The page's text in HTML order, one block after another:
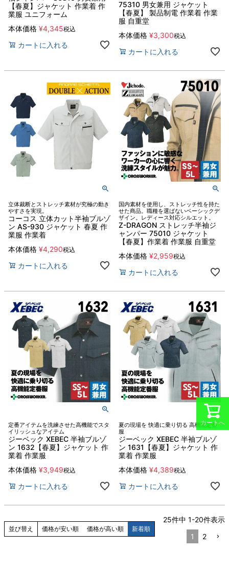
【春夏】ジャケット 作業着 作
業服 ユニフォーム
本体価格 ¥4,345税込
カートに入れる
75310 男女兼用 ジャケット
【春夏】 製品制電 作業着 作業
服 自重堂
本体価格 ¥3,300税込
カートに入れる
立体裁断とストレッチ素材が究極の動き
やすさを実現。
コーコス 立体カット半袖ブルゾ
ン AS-930 ジャケット 春夏 作
業服 作業着
本体価格 ¥4,290税込
カートに入れる
国内素材を使用し、ストレッチ性を持た
せた商品。職種を選ばないベーシックデ
ザイン。レディース対応シルエット。
Z-DRAGON ストレッチ半袖ジ
ャンパー 75010 ジャケット
【春夏】作業着 作業服 自重堂
本体価格 ¥2,959税込
カートに入れる
定番アイテムを洗練させた高機能でスタ
イリッシュなアイテム
ジーベック XEBEC 半袖ブルゾ
ン 1632【春夏】ジャケット 作
業着 作業服
本体価格 ¥3,949税込
カートに入れる
夏の現場を 快適に乗り切る 高機能定番
服
ジーベック XEBEC 半袖ブルゾ
ン 1631【春夏】ジャケット 作
業着 作業服
本体価格 ¥4,389税込
カートに入れる
並び替え 価格が安い順 価格が高い順 新着順
25件中 1-20件表示
1
2
カートへ